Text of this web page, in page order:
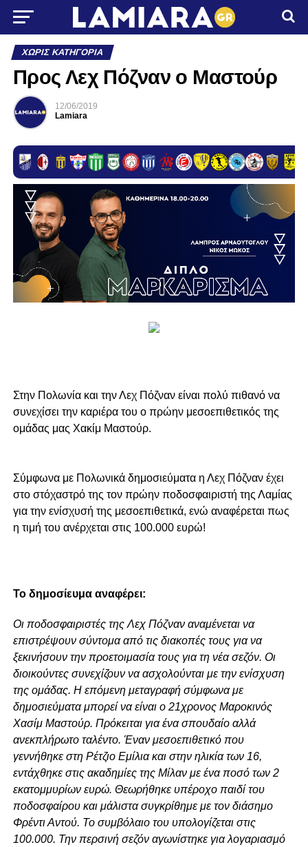
ΧΩΡΊΣ ΚΑΤΗΓΟΡΊΑ
Προς Λεχ Πόζναν ο Μαστούρ
12/06/2019
Lamiara
Στην Πολωνία και την Λεχ Πόζναν είναι πολύ πιθανό να
συνεχίσει την καριέρα του ο πρώην μεσοεπιθετικός της
ομάδας μας Χακίμ Μαστούρ.
Σύμφωνα με Πολωνικά δημοσιεύματα η Λεχ Πόζναν έχει
στο στόχαστρό της τον πρώην ποδοσφαιριστή της Λαμίας
για την ενίσχυσή της μεσοεπιθετικά, ενώ αναφέρεται πως
η τιμή του ανέρχεται στις 100.000 ευρώ!
To δημοσίευμα αναφέρει:
Οι ποδοσφαιριστές της Λεχ Πόζναν αναμένεται να
επιστρέψουν σύντομα από τις διακοπές τους για να
ξεκινήσουν την προετοιμασία τους για τη νέα σεζόν. Oι
διοικούντες συνεχίζουν να ασχολούνται με την ενίσχυση
της ομάδας. H επόμενη μεταγραφή σύμφωνα με
δημοσιεύματα μπορεί να είναι ο 21χρονος Μαροκινός
Χασίμ Μαστούρ. Πρόκειται για ένα σπουδαίο αλλά
ανεκπλήρωτο ταλέντο. Έναν μεσοεπιθετικό που
γεννήθηκε στη Ρέτζιο Εμίλια και στην ηλικία των 16,
εντάχθηκε στις ακαδημίες της Μίλαν με ένα ποσό των 2
εκατομμυρίων ευρώ. Θεωρήθηκε υπέροχο παιδί του
ποδοσφαίρου και μάλιστα συγκρίθημε με τον διάσημο
Φρέντι Αντού. Το συμβόλαιο του υπολογίζεται στις
100.000. Την περσινή σεζόν αγωνίστηκε για λογαριασμό